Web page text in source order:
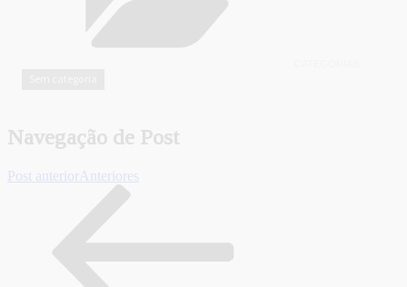
Navegação de Post
Post anterior Anteriores